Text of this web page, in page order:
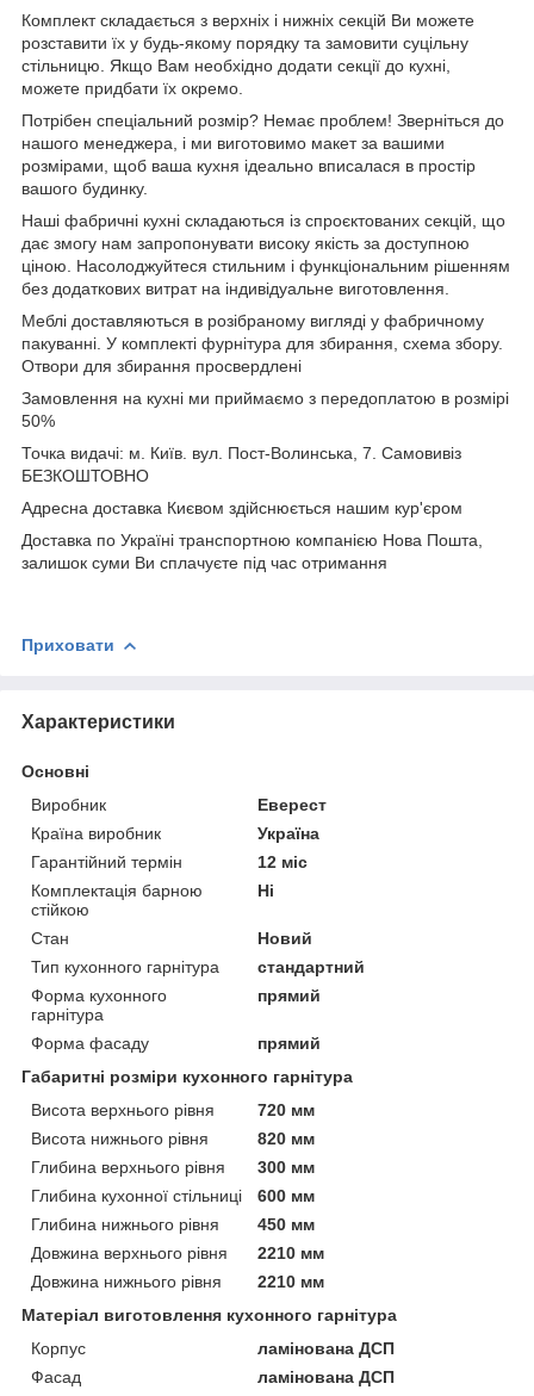
Комплект складається з верхніх і нижніх секцій Ви можете
розставити їх у будь-якому порядку та замовити суцільну
стільницю. Якщо Вам необхідно додати секції до кухні,
можете придбати їх окремо.
Потрібен спеціальний розмір? Немає проблем! Зверніться до
нашого менеджера, і ми виготовимо макет за вашими
розмірами, щоб ваша кухня ідеально вписалася в простір
вашого будинку.
Наші фабричні кухні складаються із спроєктованих секцій, що
дає змогу нам запропонувати високу якість за доступною
ціною. Насолоджуйтеся стильним і функціональним рішенням
без додаткових витрат на індивідуальне виготовлення.
Меблі доставляються в розібраному вигляді у фабричному
пакуванні. У комплекті фурнітура для збирання, схема збору.
Отвори для збирання просвердлені
Замовлення на кухні ми приймаємо з передоплатою в розмірі
50%
Точка видачі: м. Київ. вул. Пост-Волинська, 7. Самовивіз
БЕЗКОШТОВНО
Адресна доставка Києвом здійснюється нашим кур'єром
Доставка по Україні транспортною компанією Нова Пошта,
залишок суми Ви сплачуєте під час отримання
Приховати
Характеристики
Основні
Виробник
Еверест
Країна виробник
Україна
Гарантійний термін
12 міс
Комплектація барною
стійкою
Ні
Стан
Новий
Тип кухонного гарнітура
стандартний
Форма кухонного
гарнітура
прямий
Форма фасаду
прямий
Габаритні розміри кухонного гарнітура
Висота верхнього рівня
720 мм
Висота нижнього рівня
820 мм
Глибина верхнього рівня
300 мм
Глибина кухонної стільниці
600 мм
Глибина нижнього рівня
450 мм
Довжина верхнього рівня
2210 мм
Довжина нижнього рівня
2210 мм
Матеріал виготовлення кухонного гарнітура
Корпус
ламінована ДСП
Фасад
ламінована ДСП